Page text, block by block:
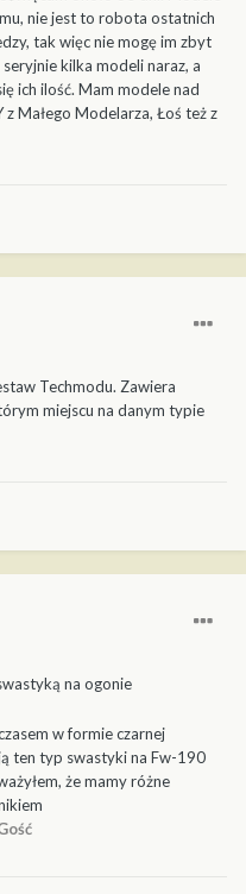
nie jest to robota ostatnich
tak więc nie mogę im zbyt
kilka modeli naraz, a
ich ilość. Mam modele nad
z Małego Modelarza, Łoś też z
Techmodu. Zawiera
miejscu na danym typie
na ogonie
w formie czarnej
ten typ swastyki na Fw-190
że mamy różne